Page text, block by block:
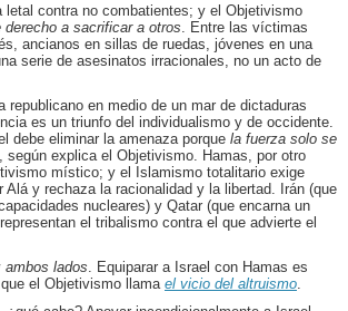
letal contra no combatientes; y el Objetivismo
derecho a sacrificar a otros . Entre las víctimas
ancianos en sillas de ruedas, jóvenes en una
serie de asesinatos irracionales, no un acto de
republicano en medio de un mar de dictaduras
es un triunfo del individualismo y de occidente.
debe eliminar la amenaza porque la fuerza solo se
, según explica el Objetivismo. Hamas, por otro
místico; y el Islamismo totalitario exige
y rechaza la racionalidad y la libertad. Irán (que
nucleares) y Qatar (que encarna un
el tribalismo contra el que advierte el
ambos lados . Equiparar a Israel con Hamas es
el Objetivismo llama el vicio del altruismo